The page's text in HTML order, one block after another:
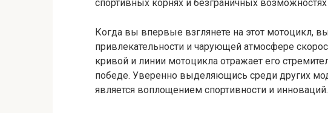
спортивных корнях и безграничных возможностях
Когда вы впервые взглянете на этот мотоцикл,
привлекательности и чарующей атмосфере
кривой и линии мотоцикла отражает его
победе. Уверенно выделяющись среди других
является воплощением спортивности и инноваций.